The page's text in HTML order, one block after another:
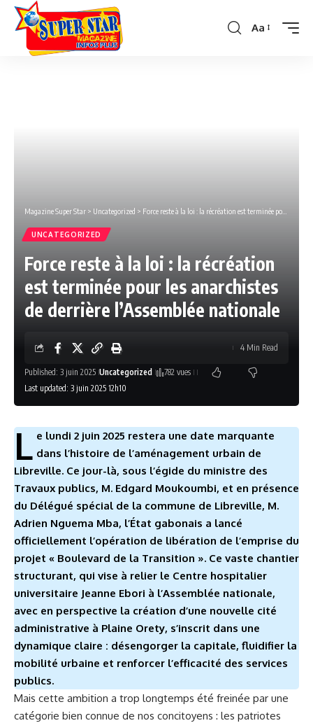
Font
Aa
Magazine Super Star > Uncategorized > Force reste à la loi : la récréation est terminée pour les anarchistes de derrière l’Assemblée nationale
UNCATEGORIZED
Force reste à la loi : la récréation
est terminée pour les anarchistes
de derrière l’Assemblée nationale
Last updated: 3 juin 2025 12h10
Published: 3 juin 2025 Uncategorized 782 vues
4 Min Read
L e lundi 2 juin 2025 restera une date marquante
dans l’histoire de l’aménagement urbain de
Libreville. Ce jour-là, sous l’égide du ministre des
Travaux publics, M. Edgard Moukoumbi, et en présence
du Délégué spécial de la commune de Libreville, M.
Adrien Nguema Mba, l’État gabonais a lancé
officiellement l’opération de libération de l’emprise du
projet « Boulevard de la Transition ». Ce vaste chantier
structurant, qui vise à relier le Centre hospitalier
universitaire Jeanne Ebori à l’Assemblée nationale,
avec en perspective la création d’une nouvelle cité
administrative à Plaine Orety, s’inscrit dans une
dynamique claire : désengorger la capitale, fluidifier la
mobilité urbaine et renforcer l’efficacité des services
publics.
Mais cette ambition a trop longtemps été freinée par une
catégorie bien connue de nos concitoyens : les patriotes